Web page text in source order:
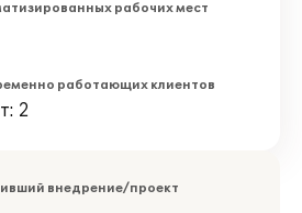
рабочих мест
работающих клиентов
2
внедрение/проект